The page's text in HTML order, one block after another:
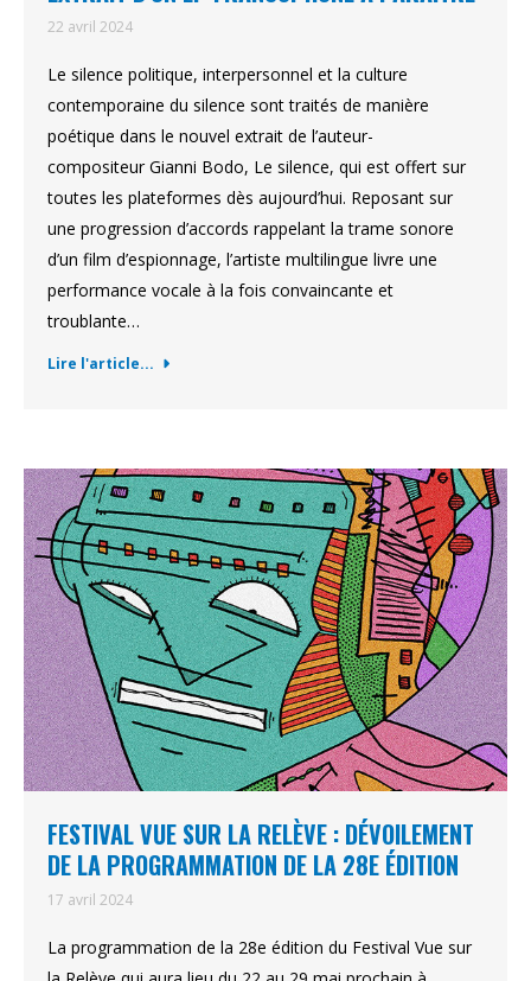
22 avril 2024
Le silence politique, interpersonnel et la culture
contemporaine du silence sont traités de manière
poétique dans le nouvel extrait de l’auteur-
compositeur Gianni Bodo, Le silence, qui est offert sur
toutes les plateformes dès aujourd’hui. Reposant sur
une progression d’accords rappelant la trame sonore
d’un film d’espionnage, l’artiste multilingue livre une
performance vocale à la fois convaincante et
troublante…
Lire l'article...
FESTIVAL VUE SUR LA RELÈVE : DÉVOILEMENT
DE LA PROGRAMMATION DE LA 28E ÉDITION
17 avril 2024
La programmation de la 28e édition du Festival Vue sur